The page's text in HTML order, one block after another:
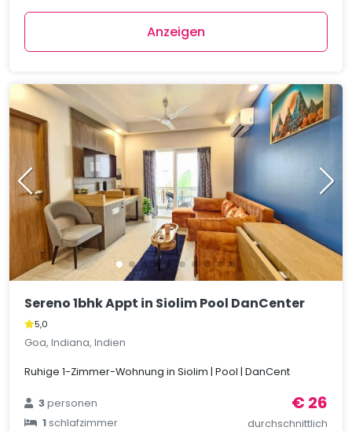
Anzeigen
Sereno 1bhk Appt in Siolim Pool DanCenter
5,0
Goa, Indiana, Indien
Ruhige 1-Zimmer-Wohnung in Siolim | Pool | DanCent
3personen
1schlafzimmer
€ 26
durchschnittlich